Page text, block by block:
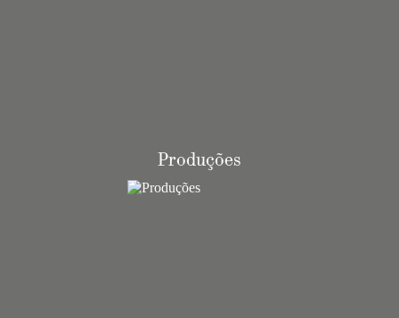
Produções